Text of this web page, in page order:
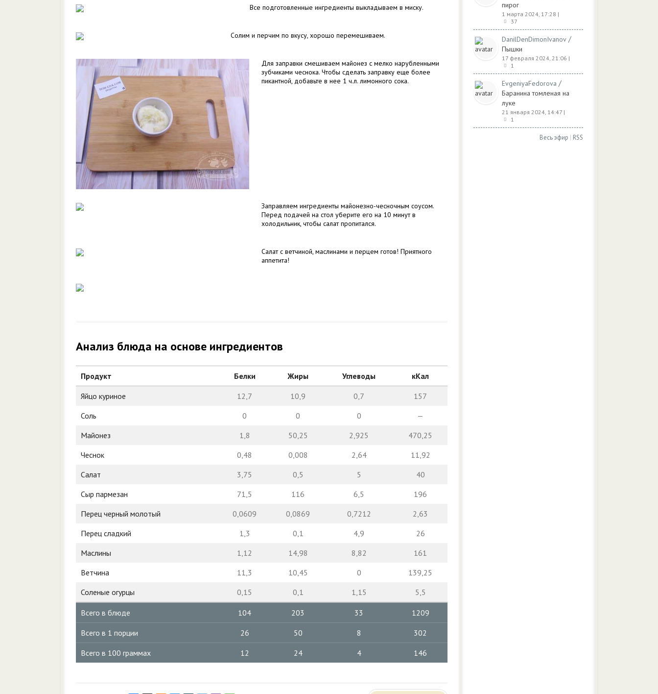
Все подготовленные ингредиенты выкладываем в миску.
Солим и перчим по вкусу, хорошо перемешиваем.
Для заправки смешиваем майонез с мелко нарубленными
зубчиками чеснока. Чтобы сделать заправку еще более
пикантной, добавьте в нее 1 ч.л. лимонного сока.
Заправляем ингредиенты майонезно-чесночным соусом.
Перед подачей на стол уберите его на 10 минут в
холодильник, чтобы салат пропитался.
Салат с ветчиной, маслинами и перцем готов! Приятного
аппетита!
Анализ блюда на основе ингредиентов
Продукт Белки Жиры Углеводы кКал
Яйцо куриное 12,7 10,9 0,7
157
Соль
0 0 0
—
Майонез
1,8 50,25 2,925
470,25
Чеснок
0,48 0,008 2,64
11,92
Салат
3,75 0,5 5
40
Сыр пармезан
71,5 116 6,5
196
Перец черный молотый
0,0609 0,0869 0,7212
2,63
Перец сладкий
1,3 0,1 4,9
26
Маслины
1,12 14,98 8,82
161
Ветчина
11,3 10,45 0
139,25
Соленые огурцы
0,15 0,1 1,15 5,5
Всего в блюде 104 203 33 1209
Всего в 1 порции 26 50 8 302
Всего в 100 граммах 12 24 4 146
пирог
1 марта 2024, 17:28 |
37
DanilDenDimonIvanov /
Пышки
17 февраля 2024, 21:06 |
1
EvgeniyaFedorova /
Баранина томленая на
луке
21 января 2024, 14:47 |
1
Весь эфир | RSS